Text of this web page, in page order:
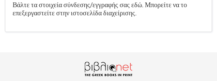
Βάλτε τα στοιχεία σύνδεσης/εγγραφής σας εδώ. Μπορείτε να το
επεξεργαστείτε στην ιστοσελίδα διαχείρισης.